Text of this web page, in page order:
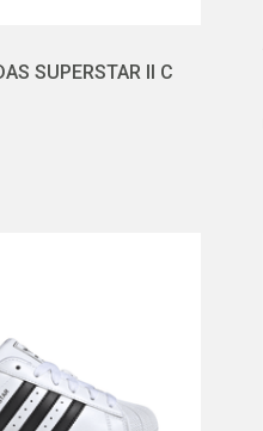
SUPERSTAR II C